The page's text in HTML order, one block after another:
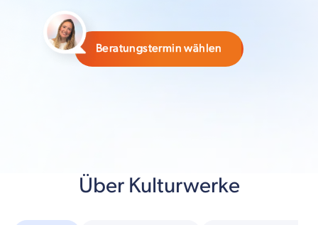
Beratungstermin wählen
Über Kulturwerke